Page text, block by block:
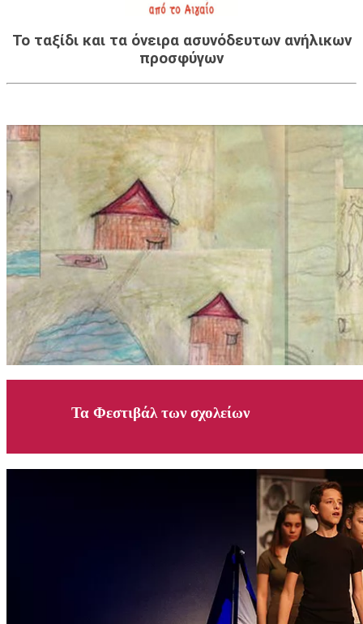
Το ταξίδι και τα όνειρα ασυνόδευτων ανήλικων
προσφύγων
Τα Φεστιβάλ των σχολείων